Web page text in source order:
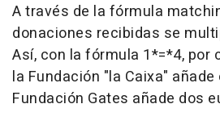
A través de la fórmula
donaciones recibidas se
Así, con la fórmula 1*=*4, por
la Fundación "la Caixa"
Fundación Gates añade dos